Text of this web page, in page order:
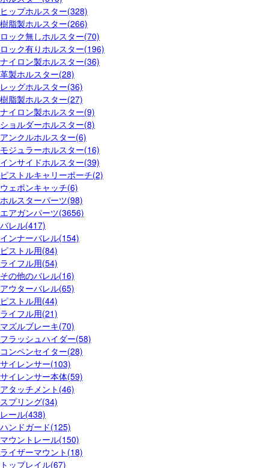
ヒップホルスター(328)
樹脂製ホルスター(266)
ロック無しホルスター(70)
ロック有りホルスター(196)
ナイロン製ホルスター(36)
革製ホルスター(28)
レッグホルスター(36)
樹脂製ホルスター(27)
ナイロン製ホルスター(9)
ショルダーホルスター(8)
アンクルホルスター(6)
モジュラーホルスター(16)
インサイドホルスター(39)
ピストルキャリーポーチ(2)
ウェポンキャッチ(6)
ホルスターパーツ(98)
エアガンパーツ(3656)
バレル(417)
インナーバレル(154)
ピストル用(84)
ライフル用(54)
その他のバレル(16)
アウターバレル(65)
ピストル用(44)
ライフル用(21)
マズルブレーキ(70)
フラッシュハイダー(58)
コンペンセイター(28)
サイレンサー(103)
サイレンサー本体(59)
アタッチメント(46)
スプリング(34)
レール(438)
ハンドガード(125)
マウントレール(150)
ライザーマウント(18)
トップレイル(67)